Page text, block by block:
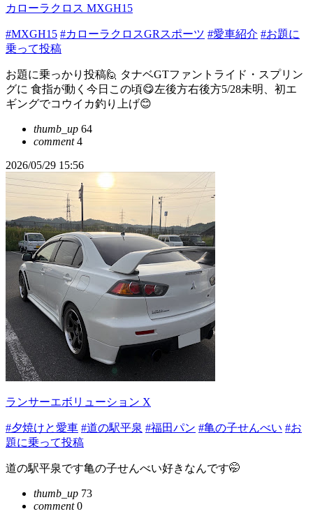
カローラクロス MXGH15
#MXGH15 #カローラクロスGRスポーツ #愛車紹介 #お題に
乗って投稿
お題に乗っかり投稿🙋 タナベGTファントライド・スプリン
グに 食指が動く今日この頃😋左後方右後方5/28未明、初エ
ギングでコウイカ釣り上げ😊
thumb_up 64
comment4
2026/05/29 15:56
ランサーエボリューション X
#夕焼けと愛車 #道の駅平泉 #福田パン #亀の子せんべい #お
題に乗って投稿
道の駅平泉です亀の子せんべい好きなんです🤭
thumb_up 73
comment0